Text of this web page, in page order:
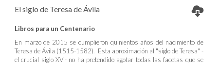
El siglo de Teresa de Ávila
Libros para un Centenario
En marzo de 2015 se cumplieron quinientos años del nacimiento de
Teresa de Ávila (1515-1582). Esta aproximación al "siglo de Teresa" -
el crucial siglo XVI- no ha pretendido agotar todas las facetas que se